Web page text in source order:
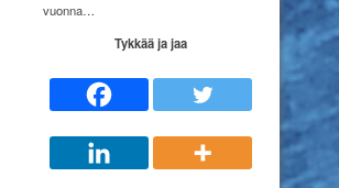
vuonna…
Tykkää ja jaa